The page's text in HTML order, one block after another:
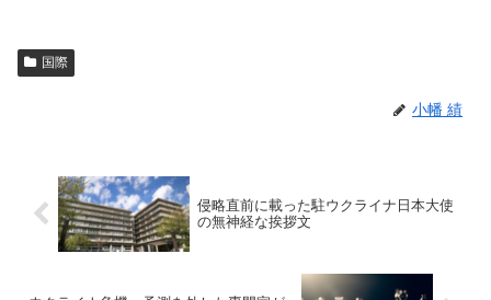
国際
小幡 績
侵略直前に載った駐ウクライナ日本大使
の無神経な挨拶文